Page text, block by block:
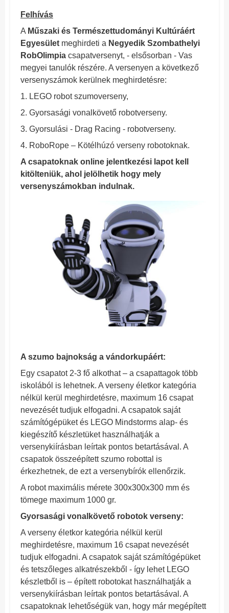
Felhívás
A Műszaki és Természettudományi Kultúráért
Egyesület meghirdeti a Negyedik Szombathelyi
RobOlimpia csapatversenyt, - elsősorban - Vas
megyei tanulók részére. A versenyen a következő
versenyszámok kerülnek meghirdetésre:
1. LEGO robot szumoverseny,
2. Gyorsasági vonalkövető robotverseny.
3. Gyorsulási - Drag Racing - robotverseny.
4. RoboRope – Kötélhúzó verseny robotoknak.
A csapatoknak online jelentkezési lapot kell
kitölteniük, ahol jelölhetik hogy mely
versenyszámokban indulnak.
A szumo bajnokság a vándorkupáért:
Egy csapatot 2-3 fő alkothat – a csapattagok több
iskolából is lehetnek. A verseny életkor kategória
nélkül kerül meghirdetésre, maximum 16 csapat
nevezését tudjuk elfogadni. A csapatok saját
számítógépüket és LEGO Mindstorms alap- és
kiegészítő készletüket használhatják a
versenykiírásban leírtak pontos betartásával. A
csapatok összeépített szumo robottal is
érkezhetnek, de ezt a versenybírók ellenőrzik.
A robot maximális mérete 300x300x300 mm és
tömege maximum 1000 gr.
Gyorsasági vonalkövető robotok verseny:
A verseny életkor kategória nélkül kerül
meghirdetésre, maximum 16 csapat nevezését
tudjuk elfogadni. A csapatok saját számítógépüket
és tetszőleges alkatrészekből - így lehet LEGO
készletből is – épített robotokat használhatják a
versenykiírásban leírtak pontos betartásával. A
csapatoknak lehetőségük van, hogy már megépített